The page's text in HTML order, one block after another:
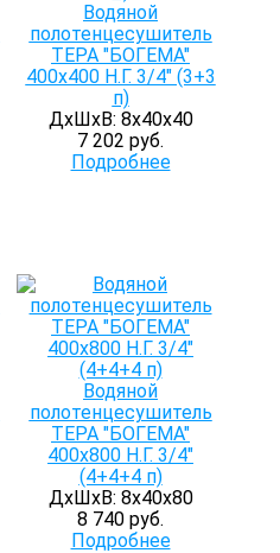
Водяной
полотенцесушитель
ТЕРА "БОГЕМА"
400х400 Н.Г. 3/4" (3+3
п)
ДхШхВ: 8х40х40
7 202 руб.
Подробнее
Водяной
полотенцесушитель
ТЕРА "БОГЕМА"
400х800 Н.Г. 3/4"
(4+4+4 п)
ДхШхВ: 8х40х80
8 740 руб.
Подробнее